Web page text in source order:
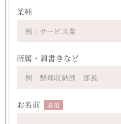
業種
所属・肩書きなど
お名前 必須